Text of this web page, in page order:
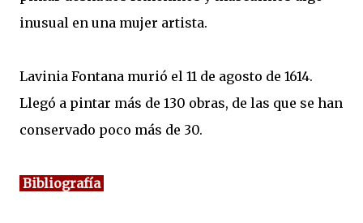
inusual en una mujer artista.
Lavinia Fontana murió el 11 de agosto de 1614.
Llegó a pintar más de 130 obras, de las que se han
conservado poco más de 30.
Bibliografía